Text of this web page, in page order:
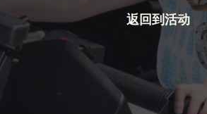
返回到活动